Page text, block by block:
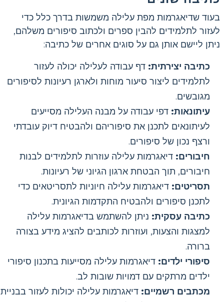
בעוד שדיאגרמות מפת עלילה משמשות בדרך כלל כדי
לעזור לתלמידים להבין ספרים ולכתוב סיפורים משלהם,
ניתן ליישם אותן גם על סוגים אחרים של כתיבה:
כתיבה יצירתית: דף עבודה לעלילה יכולה לעזור
לתלמידים ליצור סיעור מוחות ולארגן רעיונות לסיפורים
מגובשים.
עיתונאות: דפי עבודה על מבנה העלילה מסייעים
לעיתונאים לתכנן את סיפוריהם ולהבטיח דיוק עובדתי
ורצף נכון של סיפורים.
חיבורים: דיאגרמות עלילה עוזרות לתלמידים לבנות
חיבורים, תוך הבטחת ארגון הגיוני של רעיונות.
תסריטים: דיאגרמות עלילה חיוניות לתסריטאים כדי
לתכנן סיפורים ולהבטיח התקדמות הגיונית.
כתיבה עסקית: ניתן להשתמש בדיאגרמות עלילה
למצגות והצעות, ועוזרות לכותבים להציג מידע בצורה
ברורה.
סיפורי ילדים: דיאגרמות עלילה מסייעות בתכנון סיפורי
ילדים מרתקים עם דמויות שובות לב.
מכתבים רשמיים: דיאגרמות עלילה יכולות לעזור בבניית